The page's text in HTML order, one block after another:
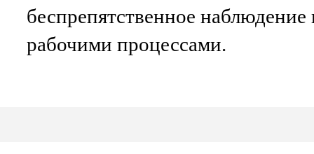
беспрепятственное наблюдение
рабочими процессами.